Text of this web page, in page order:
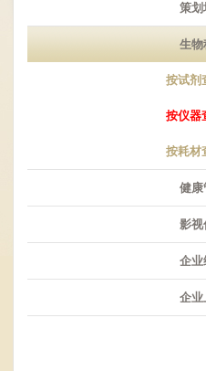
策划
生物
按试剂
按仪器
按耗材
健康
影视
企业
企业